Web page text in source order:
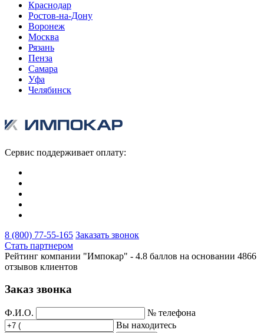
Краснодар
Ростов-на-Дону
Воронеж
Москва
Рязань
Пенза
Самара
Уфа
Челябинск
Сервис поддерживает оплату:
8 (800) 77-55-165 Заказать звонок
Стать партнером
Рейтинг компании "Импокар" - 4.8 баллов на основании 4866
отзывов клиентов
Заказ звонка
Ф.И.О.
№ телефона
Вы находитесь